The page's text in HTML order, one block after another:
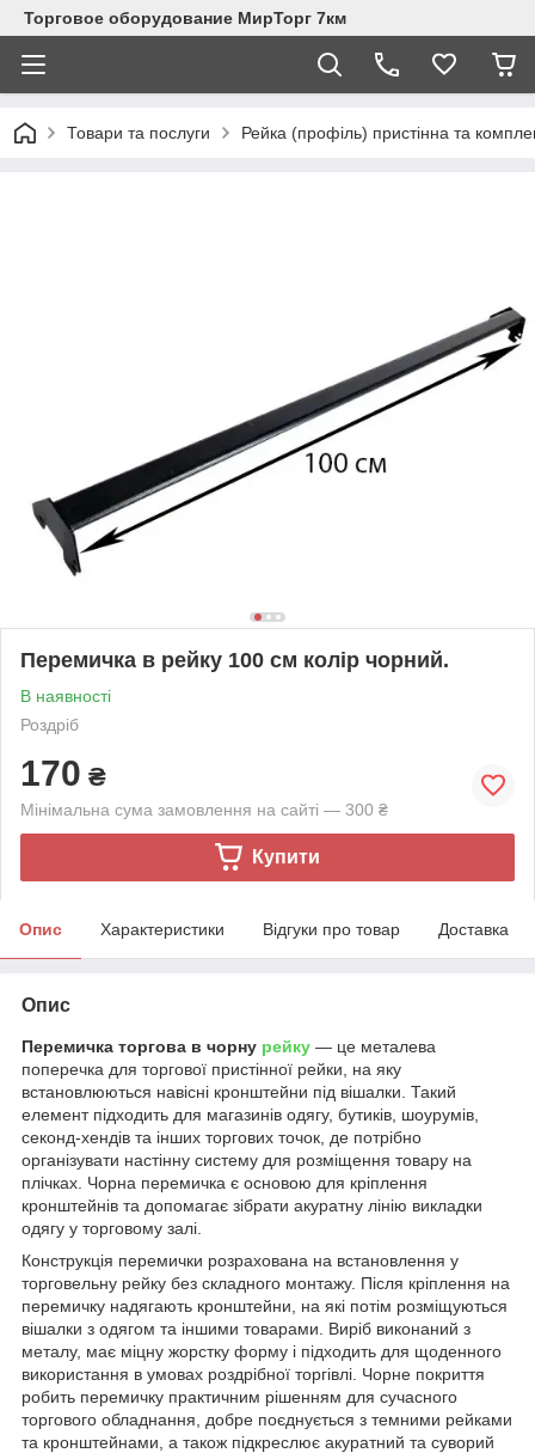
Торговое оборудование МирТорг 7км
Товари та послуги Рейка (профіль) пристінна та
Перемичка в рейку 100 см колір чорний.
В наявності
Роздріб
170 ₴
Мінімальна сума замовлення на сайті — 300 ₴
Купити
Опис Характеристики Відгуки про товар Доставка
Опис
Перемичка торгова в чорну рейку — це металева
поперечка для торгової пристінної рейки, на яку
встановлюються навісні кронштейни під вішалки. Такий
елемент підходить для магазинів одягу, бутиків, шоурумів,
секонд-хендів та інших торгових точок, де потрібно
організувати настінну систему для розміщення товару на
плічках. Чорна перемичка є основою для кріплення
кронштейнів та допомагає зібрати акуратну лінію викладки
одягу у торговому залі.
Конструкція перемички розрахована на встановлення у
торговельну рейку без складного монтажу. Після кріплення на
перемичку надягають кронштейни, на які потім розміщуються
вішалки з одягом та іншими товарами. Виріб виконаний з
металу, має міцну жорстку форму і підходить для щоденного
використання в умовах роздрібної торгівлі. Чорне покриття
робить перемичку практичним рішенням для сучасного
торгового обладнання, добре поєднується з темними рейками
та кронштейнами, а також підкреслює акуратний та суворий